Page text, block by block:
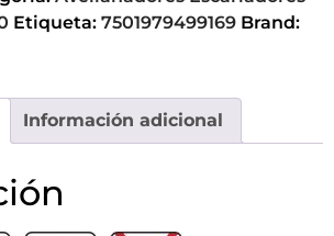
7501979499169
Brand:
Información adicional